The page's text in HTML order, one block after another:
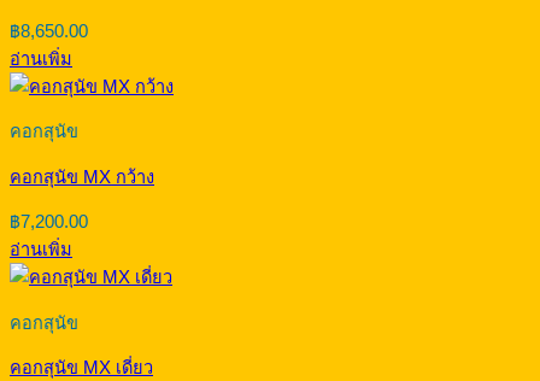
฿8,650.00
อ่านเพิ่ม
คอกสุนัข
คอกสุนัข MX กว้าง
฿7,200.00
อ่านเพิ่ม
คอกสุนัข
คอกสุนัข MX เดี่ยว